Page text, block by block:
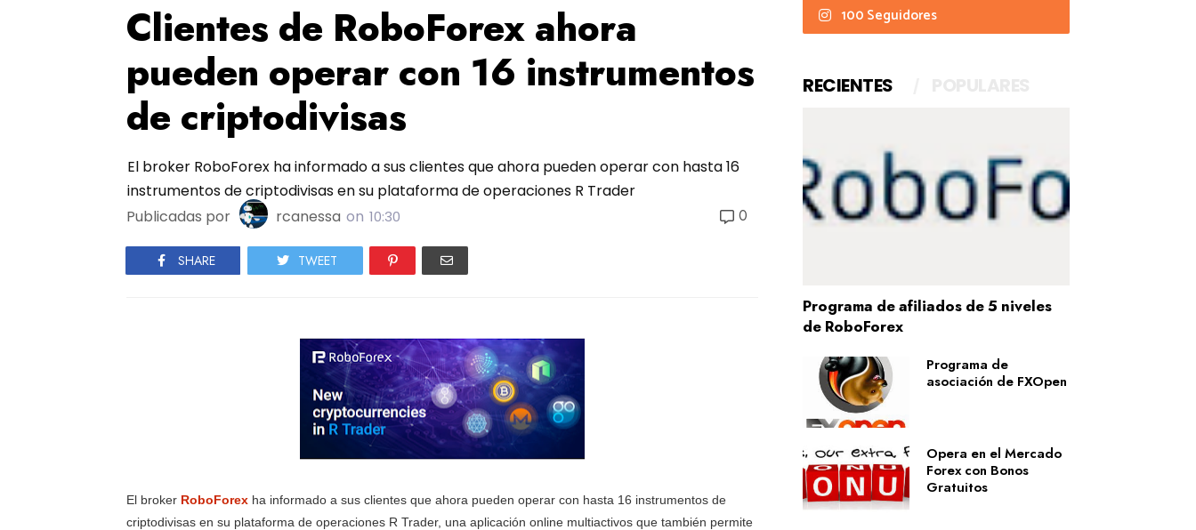
Clientes de RoboForex ahora
pueden operar con 16 instrumentos
de criptodivisas
El broker RoboForex ha informado a sus clientes que ahora pueden operar con hasta 16
instrumentos de criptodivisas en su plataforma de operaciones R Trader
Publicadas por
rcanessa on 10:30 0
SHARE TWEET
El broker RoboForex ha informado a sus clientes que ahora pueden operar con hasta 16 instrumentos de
criptodivisas en su plataforma de operaciones R Trader, una aplicación online multiactivos que también permite
100 Seguidores
RECIENTES
Programa de afiliados de 5 niveles
de RoboForex
Programa de
asociación de FXOpen
Opera en el Mercado
Forex con Bonos
Gratuitos